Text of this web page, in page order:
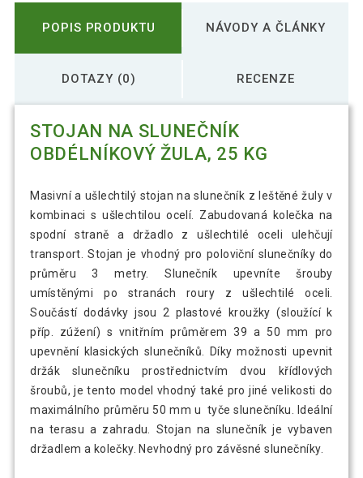
POPIS PRODUKTU NÁVODY A ČLÁNKY
DOTAZY (0) RECENZE
STOJAN NA SLUNEČNÍK
OBDÉLNÍKOVÝ ŽULA, 25 KG
Masivní a ušlechtilý stojan na slunečník z leštěné žuly v
kombinaci s ušlechtilou ocelí. Zabudovaná kolečka na
spodní straně a držadlo z ušlechtilé oceli ulehčují
transport. Stojan je vhodný pro poloviční slunečníky do
průměru 3 metry. Slunečník upevníte šrouby
umístěnými po stranách roury z ušlechtilé oceli.
Součástí dodávky jsou 2 plastové kroužky (sloužící k
příp. zúžení) s vnitřním průměrem 39 a 50 mm pro
upevnění klasických slunečníků. Díky možnosti upevnit
držák slunečníku prostřednictvím dvou křídlových
šroubů, je tento model vhodný také pro jiné velikosti do
maximálního průměru 50 mm u tyče slunečníku. Ideální
na terasu a zahradu. Stojan na slunečník je vybaven
držadlem a kolečky. Nevhodný pro závěsné slunečníky.